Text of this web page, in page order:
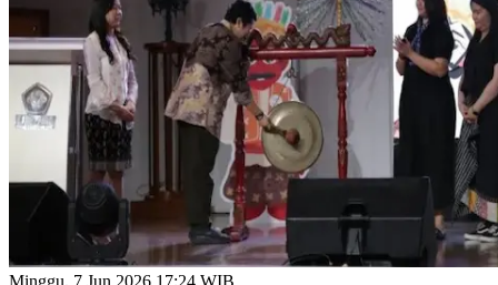
Minggu, 7 Jun 2026 17:24 WIB